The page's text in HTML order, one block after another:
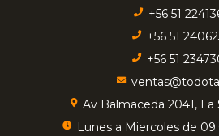
+56 51
+56 51
+56 51
Av Balmaceda 2041, La
Lunes a Miercoles de